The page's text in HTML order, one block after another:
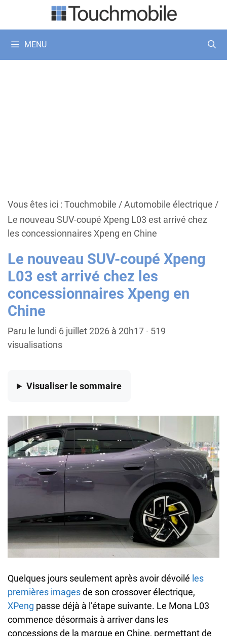
MENU
Vous êtes ici : Touchmobile /Automobile électrique /
Le nouveau SUV-coupé Xpeng L03 est arrivé chez
les concessionnaires Xpeng en Chine
Le nouveau SUV-coupé Xpeng
L03 est arrivé chez les
concessionnaires Xpeng en
Chine
Paru le lundi 6 juillet 2026 à 20h17 · 519
visualisations
Visualiser le sommaire
Quelques jours seulement après avoir dévoilé les
premières imagesde son crossover électrique,
XPeng passe déjà à l’étape suivante. Le Mona L03
commence désormais à arriver dans les
concessions de la marque en Chine, permettant de